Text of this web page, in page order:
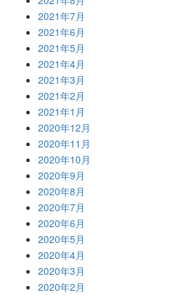
2021年7月
2021年6月
2021年5月
2021年4月
2021年3月
2021年2月
2021年1月
2020年12月
2020年11月
2020年10月
2020年9月
2020年8月
2020年7月
2020年6月
2020年5月
2020年4月
2020年3月
2020年2月